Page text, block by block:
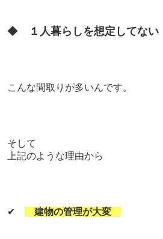
◆ １人暮らしを想定してない
こんな間取りが多いんです。
そして
上記のような理由から
✔ 建物の管理が大変